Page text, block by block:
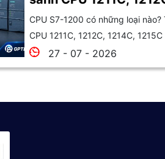
1215C và 1217C
CPU S7-1200 có những loại
CPU 1211C, 1212C, 1214C,
27 - 07 - 2026